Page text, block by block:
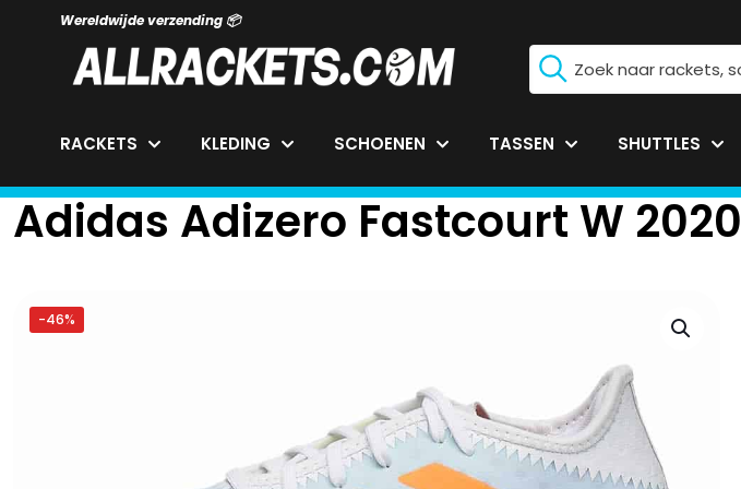
Wereldwijde verzending 📦
RACKETS KLEDING SCHOENEN TASSEN SHUTTLES
Adidas Adizero Fastcourt W 2020
-46%